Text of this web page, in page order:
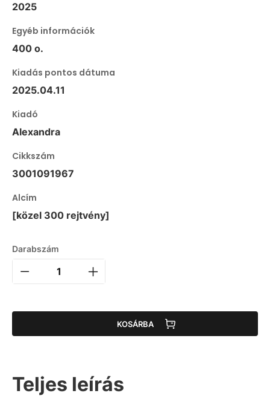
2025
Egyéb információk
400 o.
Kiadás pontos dátuma
2025.04.11
Kiadó
Alexandra
Cikkszám
3001091967
Alcím
[közel 300 rejtvény]
Darabszám
KOSÁRBA
Teljes leírás